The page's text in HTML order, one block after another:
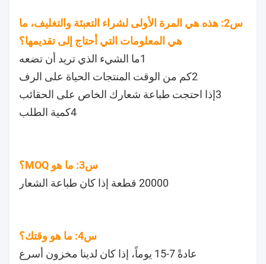
س2: هذه هي المرة الأولى لشراء التعبئة والتغليف، ما
هي المعلومات التي أحتاج إلى تقديمها؟
1ما الشيء الذي تريد أن تضعه
2كم من الوقت المنتجات الحياة على الرف
3إذا احتجت طباعة شعارك الخاص على الحقائب
4كمية الطلب
س3: ما هو MOQ؟
20000 قطعة إذا كان طباعة الشعار
س4: ما هو وقتك؟
عادةً 7-15 يوماً، إذا كان لدينا مخزون أسرع